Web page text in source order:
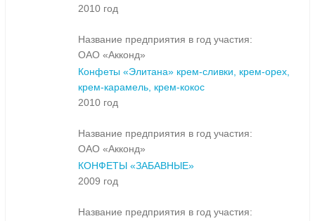
2010 год
Название предприятия в год участия:
ОАО «Акконд»
Конфеты «Элитана» крем-сливки, крем-орех,
крем-карамель, крем-кокос
2010 год
Название предприятия в год участия:
ОАО «Акконд»
КОНФЕТЫ «ЗАБАВНЫЕ»
2009 год
Название предприятия в год участия: